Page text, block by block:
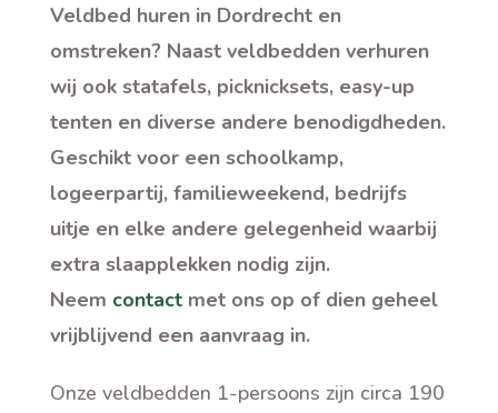
Veldbed huren in Dordrecht en
omstreken? Naast veldbedden verhuren
wij ook statafels, picknicksets, easy-up
tenten en diverse andere benodigdheden.
Geschikt voor een schoolkamp,
logeerpartij, familieweekend, bedrijfs
uitje en elke andere gelegenheid waarbij
extra slaapplekken nodig zijn.
Neem contact met ons op of dien geheel
vrijblijvend een aanvraag in.
Onze veldbedden 1-persoons zijn circa 190